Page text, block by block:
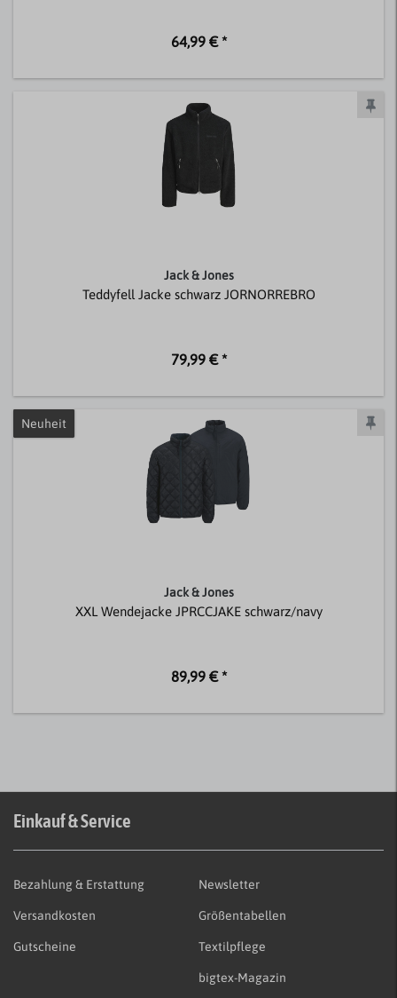
64,99 € *
Jack & Jones
Teddyfell Jacke schwarz JORNORREBRO
79,99 € *
Neuheit
Jack & Jones
XXL Wendejacke JPRCCJAKE schwarz/navy
89,99 € *
Einkauf & Service
Bezahlung & Erstattung
Versandkosten
Gutscheine
Newsletter
Größentabellen
Textilpflege
bigtex-Magazin